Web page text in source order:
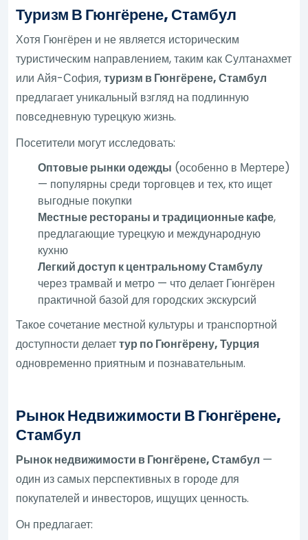
Туризм В Гюнгёрене, Стамбул
Хотя Гюнгёрен и не является историческим
туристическим направлением, таким как Султанахмет
или Айя-София,туризм в Гюнгёрене, Стамбул
предлагает уникальный взгляд на подлинную
повседневную турецкую жизнь.
Посетители могут исследовать:
Оптовые рынки одежды (особенно в Мертере)
— популярны среди торговцев и тех, кто ищет
выгодные покупки
Местные рестораны и традиционные кафе,
предлагающие турецкую и международную
кухню
Легкий доступ к центральному Стамбулу
через трамвай и метро — что делает Гюнгёрен
практичной базой для городских экскурсий
Такое сочетание местной культуры и транспортной
доступности делаеттур по Гюнгёрену, Турция
одновременно приятным и познавательным.
Рынок Недвижимости В Гюнгёрене,
Стамбул
Рынок недвижимости в Гюнгёрене, Стамбул —
один из самых перспективных в городе для
покупателей и инвесторов, ищущих ценность.
Он предлагает: